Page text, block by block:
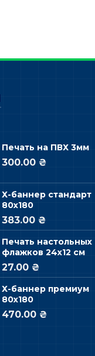
Печать на ПВХ 3мм
300.00 ₴
Х-баннер стандарт
80х180
383.00 ₴
Печать настольных
флажков 24х12 см
27.00 ₴
Х-баннер премиум
80х180
470.00 ₴